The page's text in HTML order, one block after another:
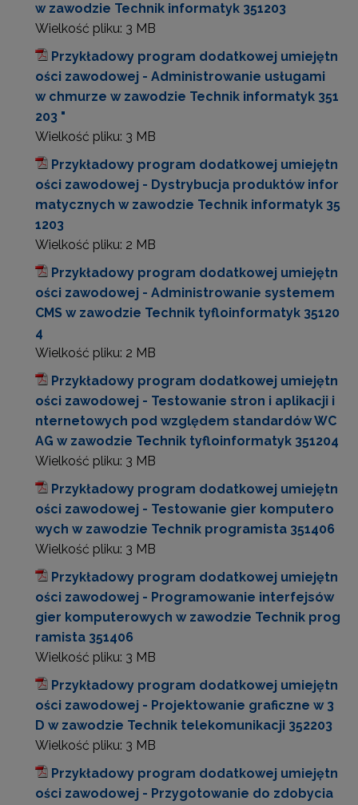
w zawodzie Technik informatyk 351203
Wielkość pliku: 3 MB
Przykładowy program dodatkowej umiejętn
ości zawodowej - Administrowanie usługami
w chmurze w zawodzie Technik informatyk 351
203 "
Wielkość pliku: 3 MB
Przykładowy program dodatkowej umiejętn
ości zawodowej - Dystrybucja produktów infor
matycznych w zawodzie Technik informatyk 35
1203
Wielkość pliku: 2 MB
Przykładowy program dodatkowej umiejętn
ości zawodowej - Administrowanie systemem
CMS w zawodzie Technik tyfloinformatyk 35120
4
Wielkość pliku: 2 MB
Przykładowy program dodatkowej umiejętn
ości zawodowej - Testowanie stron i aplikacji i
nternetowych pod względem standardów WC
AG w zawodzie Technik tyfloinformatyk 351204
Wielkość pliku: 3 MB
Przykładowy program dodatkowej umiejętn
ości zawodowej - Testowanie gier komputero
wych w zawodzie Technik programista 351406
Wielkość pliku: 3 MB
Przykładowy program dodatkowej umiejętn
ości zawodowej - Programowanie interfejsów
gier komputerowych w zawodzie Technik prog
ramista 351406
Wielkość pliku: 3 MB
Przykładowy program dodatkowej umiejętn
ości zawodowej - Projektowanie graficzne w 3
D w zawodzie Technik telekomunikacji 352203
Wielkość pliku: 3 MB
Przykładowy program dodatkowej umiejętn
ości zawodowej - Przygotowanie do zdobycia